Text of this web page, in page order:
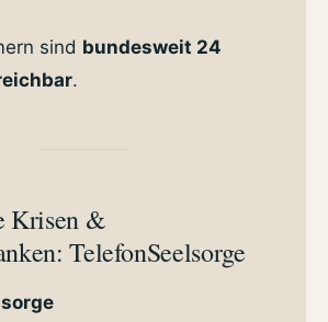
sind bundesweit 24
.
Krisen &
TelefonSeelsorge